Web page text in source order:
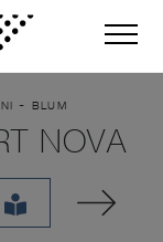
- BLUM
NOVA